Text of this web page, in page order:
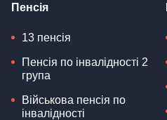
Пенсія
13 пенсія
Пенсія по інвалідності 2
група
Військова пенсія по
інвалідності